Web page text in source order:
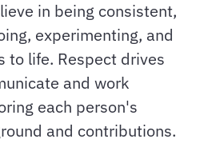
in being consistent,
experimenting, and
to life. Respect drives
and work
each person's
and contributions.